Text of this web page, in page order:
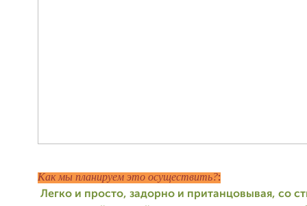
Как мы планируем это осуществить?:
Легко и просто, задорно и пританцовывая, со